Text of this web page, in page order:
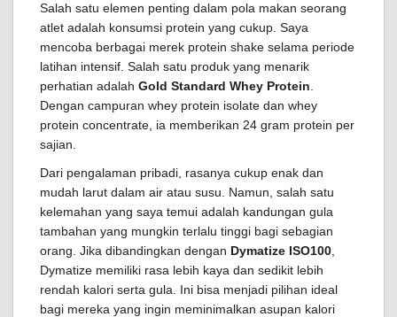
Salah satu elemen penting dalam pola makan seorang
atlet adalah konsumsi protein yang cukup. Saya
mencoba berbagai merek protein shake selama periode
latihan intensif. Salah satu produk yang menarik
perhatian adalah Gold Standard Whey Protein
Dengan campuran whey protein isolate dan whey
protein concentrate, ia memberikan 24 gram protein per
sajian.
Dari pengalaman pribadi, rasanya cukup enak dan
mudah larut dalam air atau susu. Namun, salah satu
kelemahan yang saya temui adalah kandungan gula
tambahan yang mungkin terlalu tinggi bagi sebagian
orang. Jika dibandingkan dengan Dymatize ISO100
Dymatize memiliki rasa lebih kaya dan sedikit lebih
rendah kalori serta gula. Ini bisa menjadi pilihan ideal
bagi mereka yang ingin meminimalkan asupan kalori